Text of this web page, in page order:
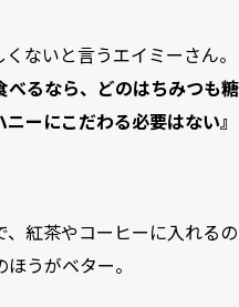
ないと言うエイミーさん。
べるなら、どのはちみつも糖
ーにこだわる必要はない』
紅茶やコーヒーに入れるの
うがベター。